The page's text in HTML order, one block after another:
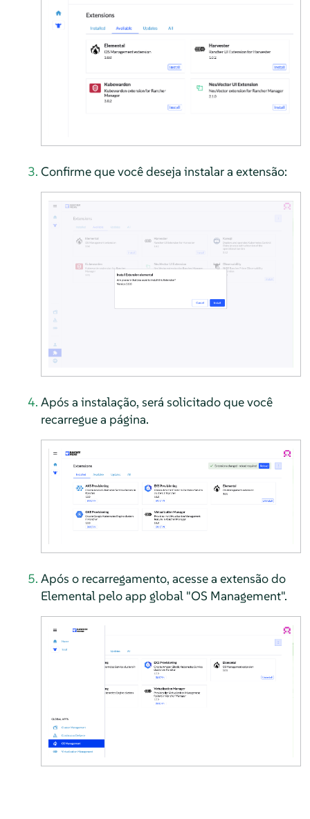
Confirme que você deseja instalar a extensão:
Após a instalação, será solicitado que você
recarregue a página.
Após o recarregamento, acesse a extensão do
Elemental pelo app global "OS Management".